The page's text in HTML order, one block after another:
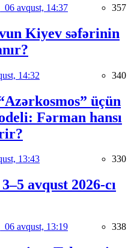
06 avqust, 14:37 357
Kiyev səfərinin
14:32 340
üçün
Fərman hansı
13:43 330
avqust 2026-cı
06 avqust, 13:19 338